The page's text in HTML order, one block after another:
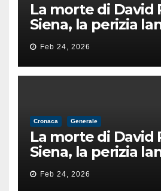
La morte di David
Siena, la perizia
di
male
Feb 24, 2026
Cronaca Generale
La morte di David
Siena, la perizia
di
male
Feb 24, 2026